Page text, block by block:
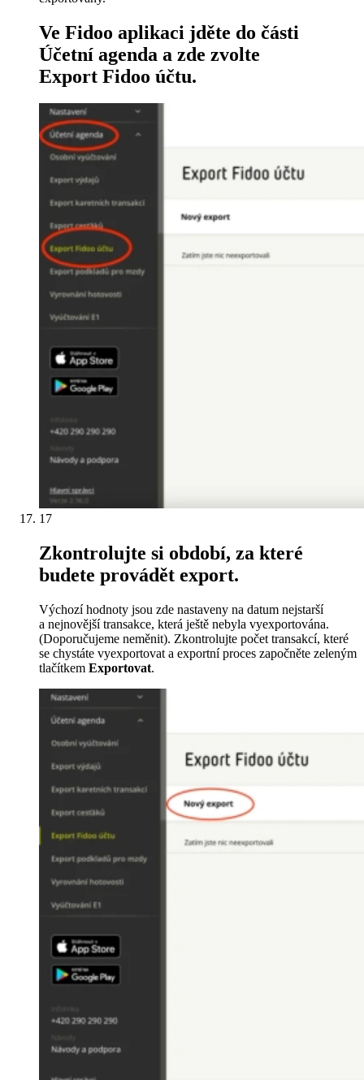
Ve Fidoo aplikaci jděte do části
Účetní agenda a zde zvolte
Export Fidoo účtu.
17
Zkontrolujte si období, za které
budete provádět export.
Výchozí hodnoty jsou zde nastaveny na datum nejstarší
a nejnovější transakce, která ještě nebyla vyexportována.
(Doporučujeme neměnit). Zkontrolujte počet transakcí, které
se chystáte vyexportovat a exportní proces započněte zeleným
tlačítkem Exportovat.